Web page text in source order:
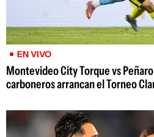
EN VIVO
Montevideo City Torque vs
carboneros arrancan el Torneo